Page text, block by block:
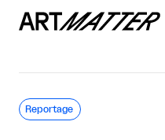
Reportage